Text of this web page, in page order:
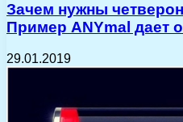
Зачем нужны
Пример ANYmal дает
29.01.2019